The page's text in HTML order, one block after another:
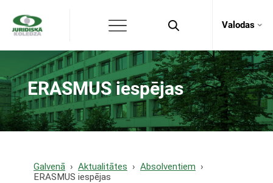
Valodas
ERASMUS iespējas
Galvenā Aktualitātes
Absolventiem
ERASMUS iespējas